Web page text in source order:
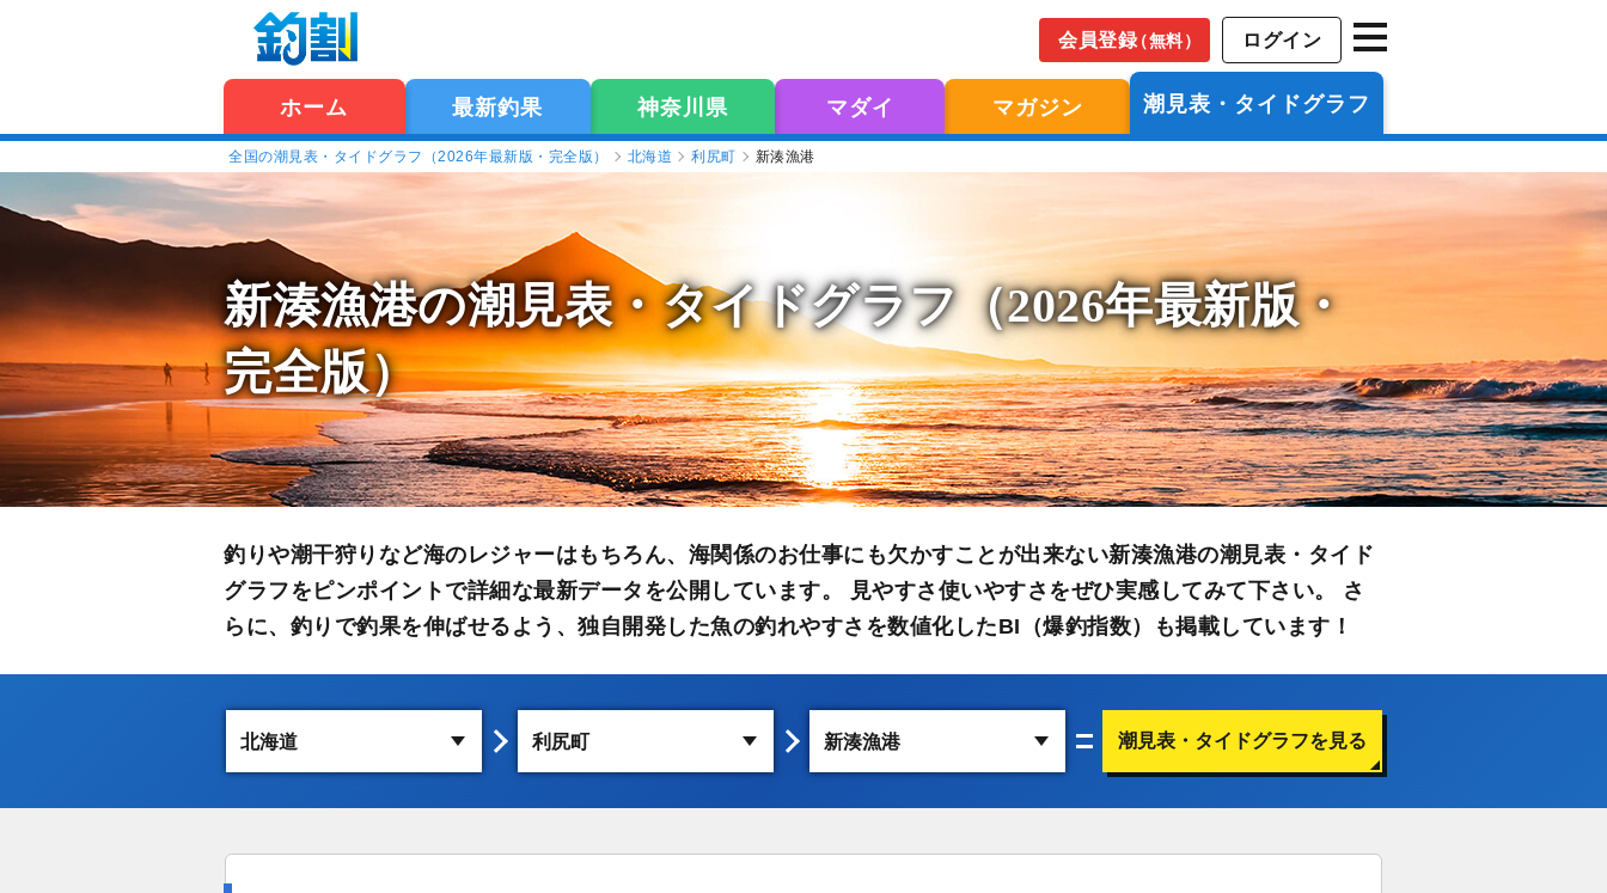
会員登録（無料） ログイン
ホーム 最新釣果 神奈川県 マダイ マガジン 潮見表・タイドグラフ
全国の潮見表・タイドグラフ（2026年最新版・完全版） 北海道 利尻町 新湊漁港
新湊漁港の潮見表・タイドグラフ（2026年最新版・
完全版）
釣りや潮干狩りなど海のレジャーはもちろん、海関係のお仕事にも欠かすことが出来ない新湊漁港の潮見表・タイド
グラフをピンポイントで詳細な最新データを公開しています。 見やすさ使いやすさをぜひ実感してみて下さい。 さ
らに、釣りで釣果を伸ばせるよう、独自開発した魚の釣れやすさを数値化したBI（爆釣指数）も掲載しています！
潮見表・タイドグラフを見る